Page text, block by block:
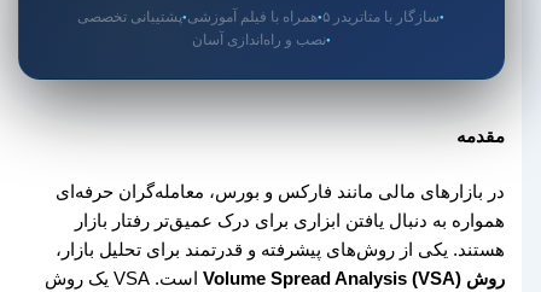
سازگار با متاتریدر ۵ ●همراه با فیلم آموزشی پشتیبانی تخصصی
نصب و راه‌اندازی آسان
مقدمه
در بازارهای مالی مانند فارکس و بورس، معامله‌گران حرفه‌ای
همواره به دنبال یافتن ابزاری برای درک عمیق‌تر رفتار بازار
هستند. یکی از روش‌های پیشرفته و قدرتمند برای تحلیل بازار،
روش Volume Spread Analysis (VSA)
است. VSA یک روش